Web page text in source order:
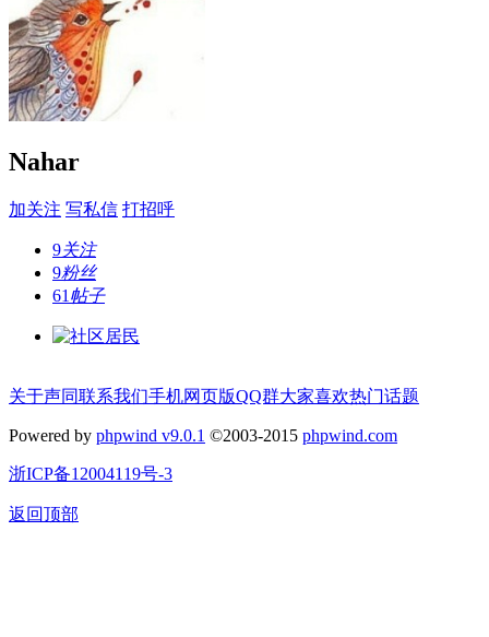
Nahar
加关注 写私信 打招呼
9关注
9粉丝
61 帖子
关于声同联系我们手机网页版QQ群大家喜欢热门话题
Powered by phpwind v9.0.1 ©2003-2015 phpwind.com
浙ICP备12004119号-3
返回顶部